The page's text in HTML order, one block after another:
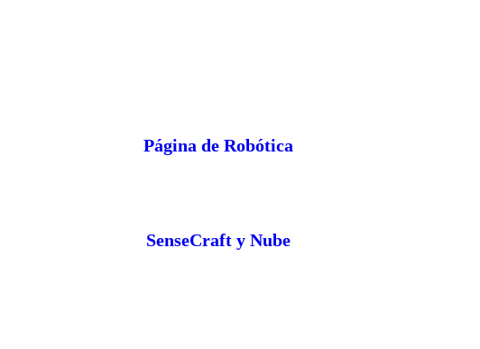
Página de Robótica
SenseCraft y Nube